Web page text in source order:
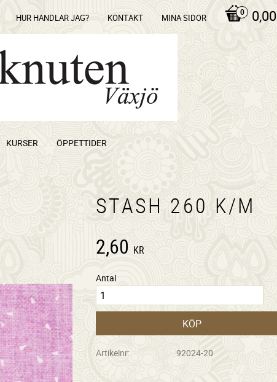
0,00
HUR HANDLAR JAG? KONTAKT MINA SIDOR
KURSER ÖPPETTIDER
STASH 260 K/M
2,60 KR
Antal
KÖP
Artikelnr 92024-20